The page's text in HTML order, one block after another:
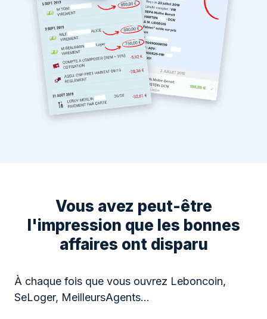
Vous avez peut-être
l'impression que les bonnes
affaires ont disparu
À chaque fois que vous ouvrez Leboncoin,
SeLoger, MeilleursAgents…